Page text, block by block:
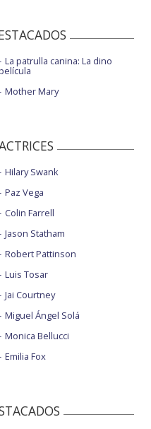
La patrulla canina: La dino
Mother Mary
Hilary Swank
Paz Vega
Colin Farrell
Jason Statham
Robert Pattinson
Luis Tosar
Jai Courtney
Miguel Ángel Solá
Monica Bellucci
Emilia Fox